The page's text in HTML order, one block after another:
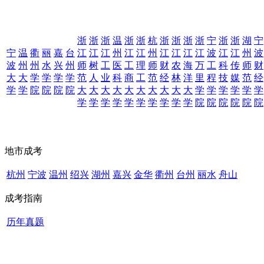
宁
波
大
学
温
州
大
学
衢
州
学
院
丽
水
学
院
嘉
兴
学
院
台
州
学
院
浙
江
师
范
大
学
浙
江
树
人
大
学
浙
江
工
业
大
学
温
州
医
科
大
学
浙
江
工
商
大
学
浙
江
理
工
大
学
杭
州
师
范
大
学
浙
江
财
经
大
学
浙
江
农
林
大
学
浙
江
海
洋
大
学
浙
江
万
里
学
院
宁
波
工
程
学
院
浙
江
科
技
学
院
浙
江
传
媒
学
院
湖
州
师
范
学
院
宁
波
财
经
学
院
地市成考
杭州 宁波 温州 绍兴 湖州 嘉兴 金华 衢州 台州 丽水 舟山
成考指南
历年真题